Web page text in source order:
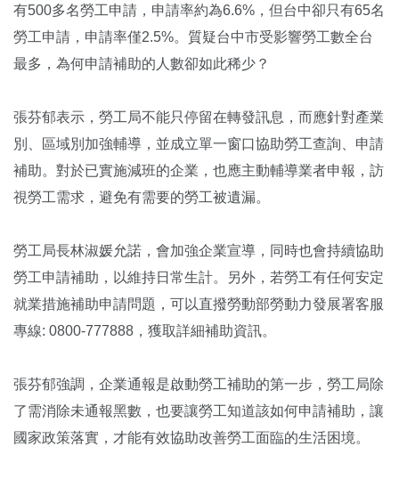
有500多名勞工申請，申請率約為6.6%，但台中卻只有65名
勞工申請，申請率僅2.5%。質疑台中市受影響勞工數全台
最多，為何申請補助的人數卻如此稀少？
張芬郁表示，勞工局不能只停留在轉發訊息，而應針對產業
別、區域別加強輔導，並成立單一窗口協助勞工查詢、申請
補助。對於已實施減班的企業，也應主動輔導業者申報，訪
視勞工需求，避免有需要的勞工被遺漏。
勞工局長林淑媛允諾，會加強企業宣導，同時也會持續協助
勞工申請補助，以維持日常生計。另外，若勞工有任何安定
就業措施補助申請問題，可以直撥勞動部勞動力發展署客服
專線: 0800-777888，獲取詳細補助資訊。
張芬郁強調，企業通報是啟動勞工補助的第一步，勞工局除
了需消除未通報黑數，也要讓勞工知道該如何申請補助，讓
國家政策落實，才能有效協助改善勞工面臨的生活困境。